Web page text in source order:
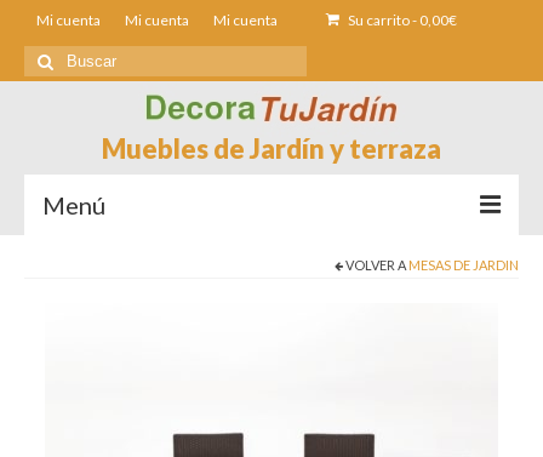
Mi cuenta Mi cuenta Mi cuenta Su carrito- 0,00€
Buscar
por:
Muebles de Jardín y terraza
Menú
VOLVER A MESAS DE JARDIN